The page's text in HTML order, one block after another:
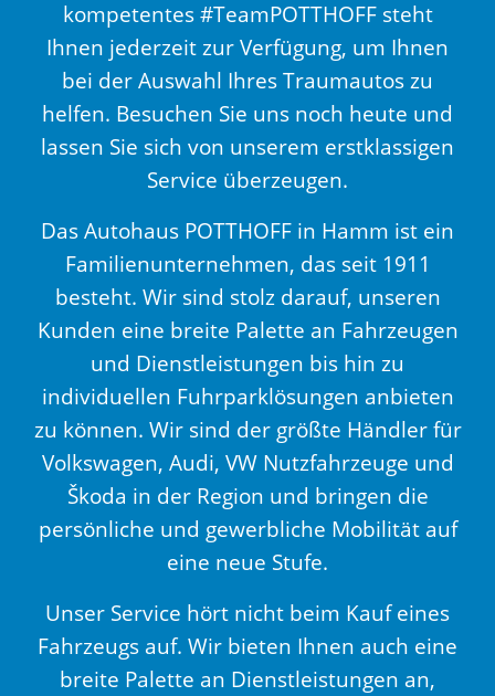
kompetentes #TeamPOTTHOFF steht
Ihnen jederzeit zur Verfügung, um Ihnen
bei der Auswahl Ihres Traumautos zu
helfen. Besuchen Sie uns noch heute und
lassen Sie sich von unserem erstklassigen
Service überzeugen.
Das Autohaus POTTHOFF in Hamm ist ein
Familienunternehmen, das seit 1911
besteht. Wir sind stolz darauf, unseren
Kunden eine breite Palette an Fahrzeugen
und Dienstleistungen bis hin zu
individuellen Fuhrparklösungen anbieten
zu können. Wir sind der größte Händler für
Volkswagen, Audi, VW Nutzfahrzeuge und
Škoda in der Region und bringen die
persönliche und gewerbliche Mobilität auf
eine neue Stufe.
Unser Service hört nicht beim Kauf eines
Fahrzeugs auf. Wir bieten Ihnen auch eine
breite Palette an Dienstleistungen an,